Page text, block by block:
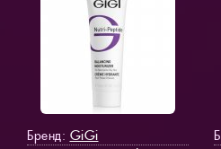
Бренд: GiGi